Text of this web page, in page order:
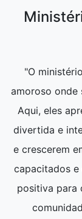
"O
amoroso onde
Aqui, eles
divertida e
e crescerem
capacitados e
positiva para